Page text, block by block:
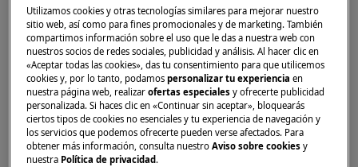
apague el aparato y desconecte el enchufe de red de
la toma de corriente.
Siempre tenga cuidado al mover electrodomésticos,
para electrodomésticos pesados son necesarias dos
personas para moverlos.
Utilice siempre guantes de seguridad y calzado
cerrado.
Utilizamos cookies y otras tecnologías similares para mejorar nuestro
sitio web, así como para fines promocionales y de marketing. También
compartimos información sobre el uso que le das a nuestra web con
nuestros socios de redes sociales, publicidad y análisis. Al hacer clic en
«Aceptar todas las cookies», das tu consentimiento para que utilicemos
cookies y, por lo tanto, podamospersonalizar tu experienciaen
nuestra página web, realizarofertas especiales y ofrecerte publicidad
personalizada. Si haces clic en «Continuar sin aceptar», bloquearás
ciertos tipos de cookies no esenciales y tu experiencia de navegación y
los servicios que podemos ofrecerte pueden verse afectados. Para
obtener más información, consulta nuestroAviso sobre cookies y
nuestra Política de privacidad.